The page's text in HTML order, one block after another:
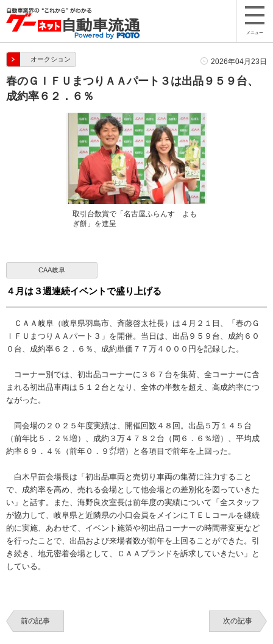
メニュー
オークション 2026年04月23日
春のＧＩＦＵまつりＡＡパート３は出品９５９台、
成約率６２．６％
取引台数賞で「名古屋ふらんす よも
ぎ餅」を進呈
CAA岐阜
４月は３週連続イベントで盛り上げる
ＣＡＡ岐阜（岐阜県羽島市、斉藤啓太社長）は４月２１日、「春のＧ
ＩＦＵまつりＡＡパート３」を開催。当日は、出品９５９台、成約６０
０台、成約率６２．６％、成約単価７７万４０００円を記録した。
コーナー別では、初出品コーナーに３６７台を集荷、全コーナーに含
まれる初出品車両は５１２台となり、全体の半数を超え、高成約率につ
ながった。
同会場の２０２５年度実績は、開催回数４８回。出品５万１４５台
（前年比５．２％増）、成約３万４７８２台（同６．６％増）、平均成
約率６９．４％（前年０．９㌽増）と各項目で前年を上回った。
白木早苗会場長は「初出品車両と売切り車両の集荷に注力すること
で、成約率を高め、売れる会場として他会場との差別化を図っていきた
い」と話す。また、海野良次室長は前年度の実績について「全スタッフ
が協力して、岐阜県と近隣県の小口会員をメインにＴＥＬコールを継続
的に実施、あわせて、イベント施策や初出品コーナーの時間帯変更など
を行ったことで、出品および来場者数が前年を上回ることができた。引
き続き、地元密着会場として、ＣＡＡブランドを訴求していきたい」と
している。
前の記事 次の記事